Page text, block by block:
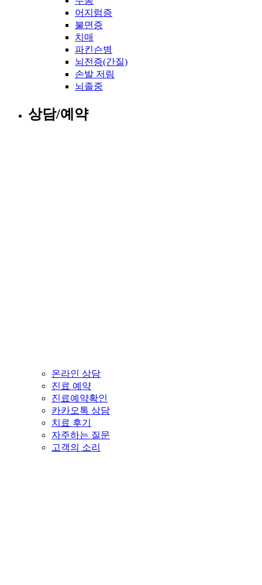
어지럼증
불면증
치매
파킨슨병
뇌전증(간질)
손발 저림
뇌졸중
상담/예약
온라인 상담
진료 예약
진료예약확인
카카오톡 상담
치료 후기
자주하는 질문
고객의 소리